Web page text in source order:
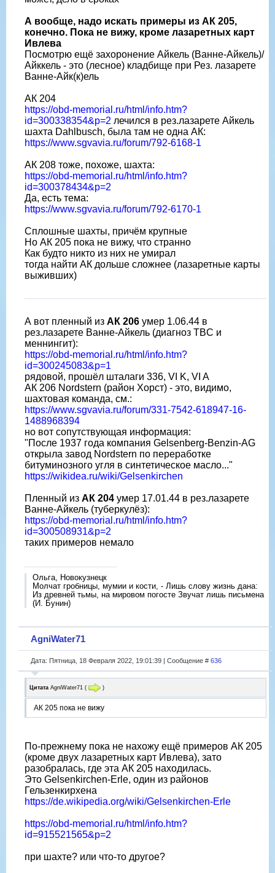
А вообще, надо искать примеры из АК 205,
конечно. Пока не вижу, кроме лазаретных карт
Ивлева
Посмотрю ещё захоронение Айкель (Ванне-Айкель)/
Айккель - это (лесное) кладбище при Рез. лазарете
Ванне-Айк(к)ель
АК 204
https://obd-memorial.ru/html/info.htm?
id=300338354&p=2 лечился в рез.лазарете Айкель
шахта Dahlbusch, была там не одна АК:
https://www.sgvavia.ru/forum/792-6168-1
АК 208 тоже, похоже, шахта:
https://obd-memorial.ru/html/info.htm?
id=300378434&p=2
Да, есть тема:
https://www.sgvavia.ru/forum/792-6170-1
Сплошные шахты, причём крупные
Но АК 205 пока не вижу, что странно
Как будто никто из них не умирал
тогда найти АК дольше сложнее (лазаретные карты
выживших)
А вот пленный из АК 206 умер 1.06.44 в
рез.лазарете Ванне-Айкель (диагноз TBC и
меннингит):
https://obd-memorial.ru/html/info.htm?
id=300245083&p=1
рядовой, прошёл шталаги 336, VI K, VI A
АК 206 Nordstern (район Хорст) - это, видимо,
шахтовая команда, см.:
https://www.sgvavia.ru/forum/331-7542-618947-16-
1488968394
но вот сопутствующая информация:
"После 1937 года компания Gelsenberg-Benzin-AG
открыла завод Nordstern по переработке
битуминозного угля в синтетическое масло..."
https://wikidea.ru/wiki/Gelsenkirchen
Пленный из АК 204 умер 17.01.44 в рез.лазарете
Ванне-Айкель (туберкулёз):
https://obd-memorial.ru/html/info.htm?
id=300508931&p=2
таких примеров немало
Ольга, Новокузнецк
Молчат гробницы, мумии и кости, - Лишь слову жизнь дана:
Из древней тьмы, на мировом погосте Звучат лишь письмена
(И. Бунин)
AgniWater71
Дата: Пятница, 18 Февраля 2022, 19:01:39 | Сообщение # 636
Цитата AgniWater71 ( )
АК 205 пока не вижу
По-прежнему пока не нахожу ещё примеров АК 205
(кроме двух лазаретных карт Ивлева), зато
разобралась, где эта АК 205 находилась.
Это Gelsenkirchen-Erle, один из районов
Гельзенкирхена
https://de.wikipedia.org/wiki/Gelsenkirchen-Erle
https://obd-memorial.ru/html/info.htm?
id=915521565&p=2
при шахте? или что-то другое?